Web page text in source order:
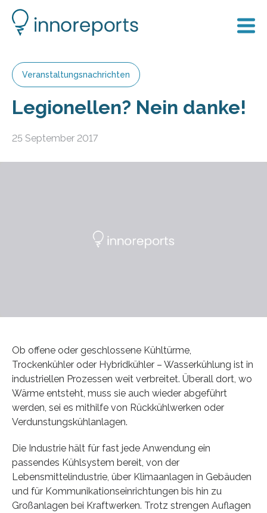
Veranstaltungsnachrichten
Legionellen? Nein danke!
25 September 2017
Ob offene oder geschlossene Kühltürme,
Trockenkühler oder Hybridkühler – Wasserkühlung ist in
industriellen Prozessen weit verbreitet. Überall dort, wo
Wärme entsteht, muss sie auch wieder abgeführt
werden, sei es mithilfe von Rückkühlwerken oder
Verdunstungskühlanlagen.
Die Industrie hält für fast jede Anwendung ein
passendes Kühlsystem bereit, von der
Lebensmittelindustrie, über Klimaanlagen in Gebäuden
und für Kommunikationseinrichtungen bis hin zu
Großanlagen bei Kraftwerken. Trotz strengen Auflagen